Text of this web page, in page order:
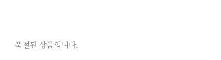
품절된 상품입니다.